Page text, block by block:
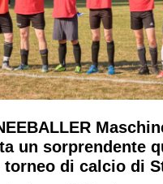
un sorprendente
torneo di calcio di